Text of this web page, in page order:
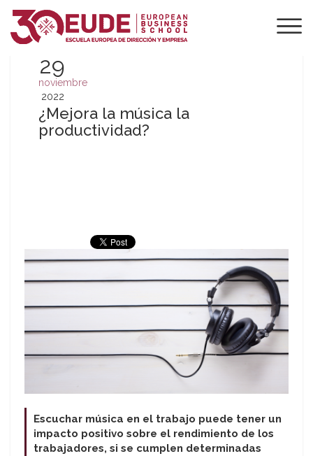
29
noviembre
2022
¿Mejora la música la
productividad?
Escuchar música en el trabajo puede tener un
impacto positivo sobre el rendimiento de los
trabajadores, si se cumplen determinadas